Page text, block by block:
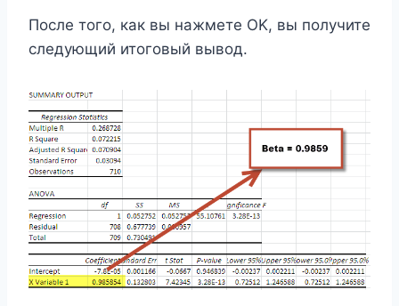
После того, как вы нажмете OK, вы получите
следующий итоговый вывод.